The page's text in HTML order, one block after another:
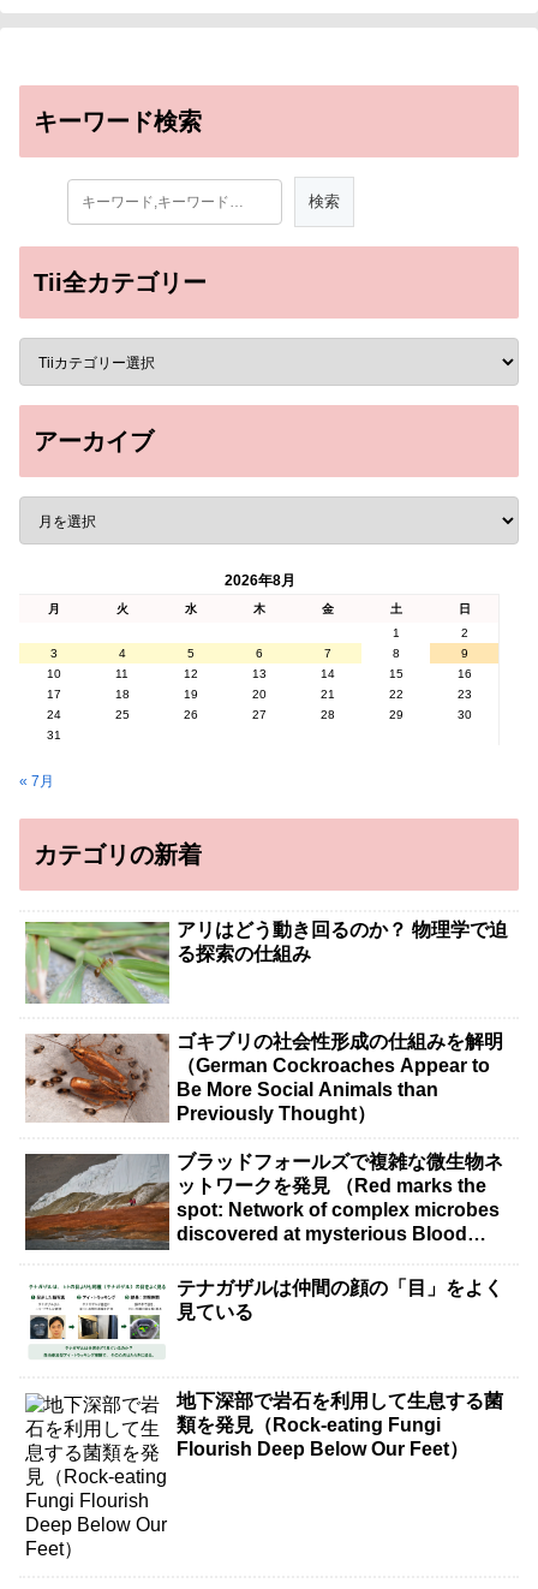
キーワード検索
Tii全カテゴリー
アーカイブ
2026年8月
月 火 水 木 金 土
日
1
2
3
4 5 6 7 8
9
10
11 12 13 14 15
16
17
18 19 20 21 22
23
24
25 26 27 28 29
30
31
« 7月
カテゴリの新着
アリはどう動き回るのか？ 物理学で迫
る探索の仕組み
ゴキブリの社会性形成の仕組みを解明
（German Cockroaches Appear to
Be More Social Animals than
Previously Thought）
ブラッドフォールズで複雑な微生物ネ
ットワークを発見 （Red marks the
spot: Network of complex microbes
discovered at mysterious Blood
テナガザルは仲間の顔の「目」をよく
見ている
地下深部で岩石を利用して生息する菌
類を発見（Rock-eating Fungi
Flourish Deep Below Our Feet）